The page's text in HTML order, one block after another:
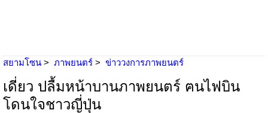
สยามโซน ภาพยนตร์ ข่าววงการภาพยนตร์
เดี่ยว ปลื้มหน้าบานภาพยนตร์ ฅนไฟบิน
โดนใจชาวญี่ปุ่น